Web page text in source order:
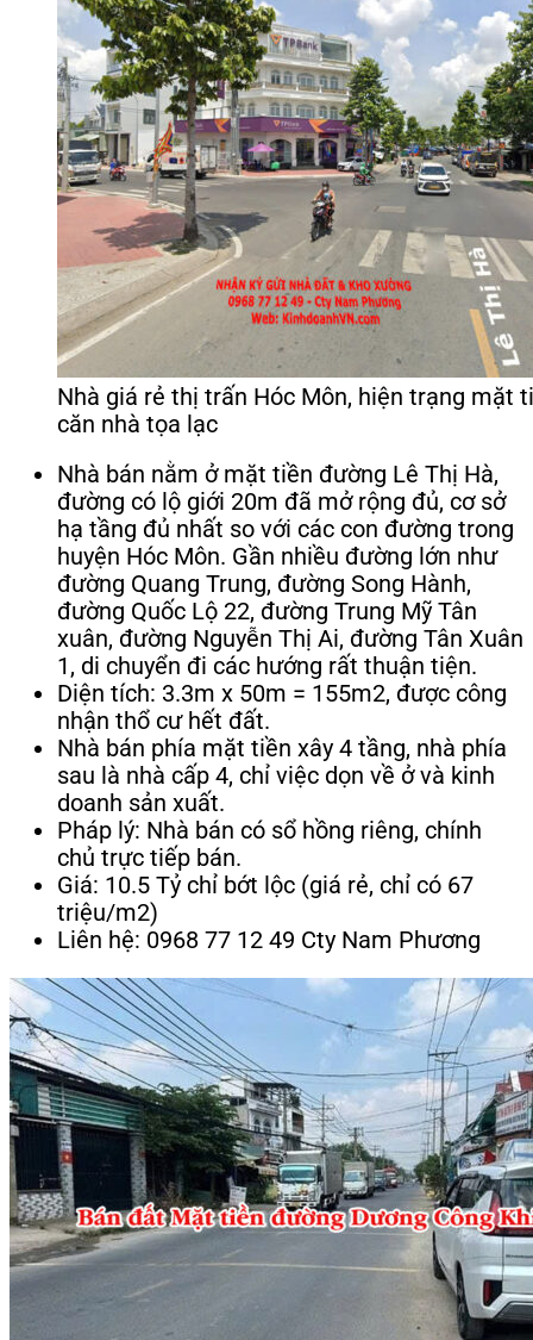
Nhà giá rẻ thị trấn Hóc Môn, hiện trạng mặt
căn nhà tọa lạc
Nhà bán nằm ở mặt tiền đường Lê Thị Hà,
đường có lộ giới 20m đã mở rộng đủ, cơ sở
hạ tầng đủ nhất so với các con đường trong
huyện Hóc Môn. Gần nhiều đường lớn như
đường Quang Trung, đường Song Hành,
đường Quốc Lộ 22, đường Trung Mỹ Tân
xuân, đường Nguyễn Thị Ai, đường Tân Xuân
1, di chuyển đi các hướng rất thuận tiện.
Diện tích: 3.3m x 50m = 155m2, được công
nhận thổ cư hết đất.
Nhà bán phía mặt tiền xây 4 tầng, nhà phía
sau là nhà cấp 4, chỉ việc dọn về ở và kinh
doanh sản xuất.
Pháp lý: Nhà bán có sổ hồng riêng, chính
chủ trực tiếp bán.
Giá: 10.5 Tỷ chỉ bớt lộc (giá rẻ, chỉ có 67
triệu/m2)
Liên hệ: 0968 77 12 49 Cty Nam Phương